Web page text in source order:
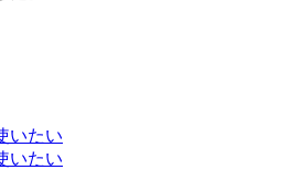
いたい
いたい